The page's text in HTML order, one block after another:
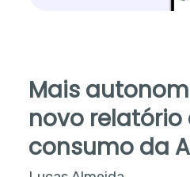
Mais
novo relatório
consumo da